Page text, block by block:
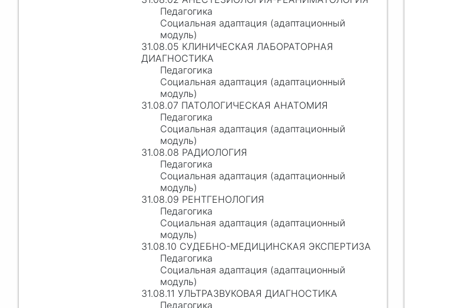
Педагогика
Социальная адаптация (адаптационный
модуль)
31.08.05 КЛИНИЧЕСКАЯ ЛАБОРАТОРНАЯ
ДИАГНОСТИКА
Педагогика
Социальная адаптация (адаптационный
модуль)
31.08.07 ПАТОЛОГИЧЕСКАЯ АНАТОМИЯ
Педагогика
Социальная адаптация (адаптационный
модуль)
31.08.08 РАДИОЛОГИЯ
Педагогика
Социальная адаптация (адаптационный
модуль)
31.08.09 РЕНТГЕНОЛОГИЯ
Педагогика
Социальная адаптация (адаптационный
модуль)
31.08.10 СУДЕБНО-МЕДИЦИНСКАЯ ЭКСПЕРТИЗА
Педагогика
Социальная адаптация (адаптационный
модуль)
31.08.11 УЛЬТРАЗВУКОВАЯ ДИАГНОСТИКА
Педагогика